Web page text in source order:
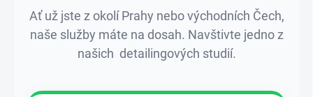
Ať už jste z okolí Prahy nebo východních Čech,
naše služby máte na dosah. Navštivte jedno z
našich detailingových studií.